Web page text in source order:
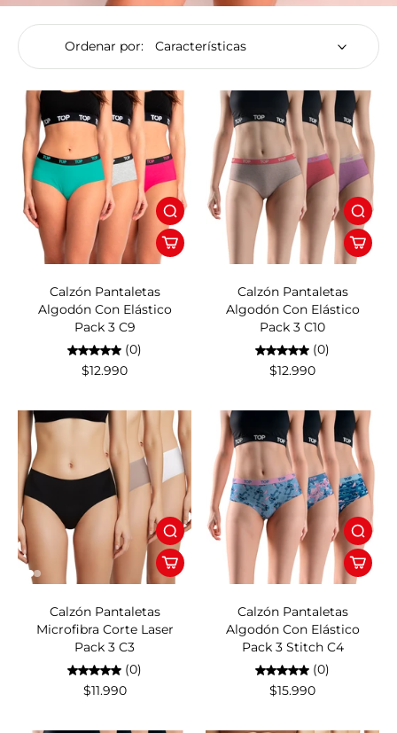
Ordenar por:
Calzón Pantaletas
Algodón Con Elástico
Pack 3 C9
(0)
$12.990
Calzón Pantaletas
Algodón Con Elástico
Pack 3 C10
(0)
$12.990
Calzón Pantaletas
Microfibra Corte Laser
Pack 3 C3
(0)
$11.990
Calzón Pantaletas
Algodón Con Elástico
Pack 3 Stitch C4
(0)
$15.990